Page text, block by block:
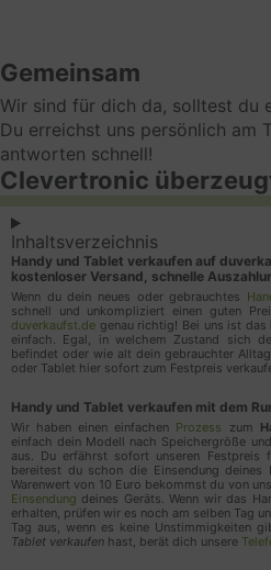
Gemeinsam
Wir sind für dich da, solltest du
Du erreichst uns persönlich am
antworten schnell!
Clevertronic
Inhaltsverzeichnis
Handy und Tablet verkaufen auf
kostenloser Versand, schnelle
Wenn du dein neues oder gebrauchtes
schnell und unkompliziert einen guten
duverkaufst.de genau richtig! Bei uns ist das
einfach. Egal, in welchem Zustand sich
befindet oder wie alt dein gebrauchter
oder Tablet hier sofort zum Festpreis
Handy und Tablet verkaufen mit dem
Wir haben einen einfachen Prozess zum
einfach dein Modell nach Speichergröße
aus. Du erfährst sofort unseren Festpreis
bereitest du schon die Einsendung deines
Warenwert von 10 Euro bekommst du von
Einsendung deines Geräts. Wenn wir das
erhalten, prüfen wir es noch am selben Tag
Tag aus, wenn es keine Unstimmigkeiten
Tablet verkaufen hast, berät dich unsere
Zahl von Einzelbesuchern
Nutzungsverhalten auf der
ermitteln. Marketing-
wenn Nutzer Verlinkungen
um das Klickverhalten
Online-Marketing-Verfahren
Platzierung von Inhalten und
Werbenetzwerks des
Suchergebnissen, in Videos,
dass sie Nutzern angezeigt
mutmaßliches Interesse an
Darüber hinaus messen wir
Anzeigen, d.h. ob die Nutzer
genommen haben, mit den
und die beworbenen
Conversion). Wir erhalten
Informationen und keine
über einzelne Nutzer